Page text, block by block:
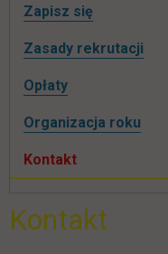
Zapisz się
Zasady rekrutacji
Opłaty
Organizacja roku
Kontakt
Kontakt